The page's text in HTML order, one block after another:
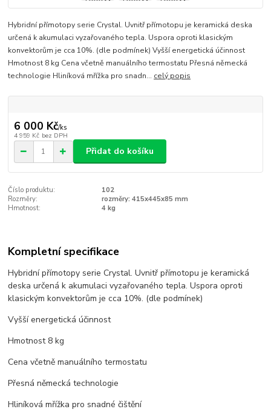
Hybridní přímotopy serie Crystal. Uvnitř přímotopu je keramická deska
určená k akumulaci vyzařovaného tepla. Uspora oproti klasickým
konvektorům je cca 10%. (dle podmínek) Vyšší energetická účinnost
Hmotnost 8 kg Cena včetně manuálního termostatu Přesná německá
technologie Hliníková mřížka pro snadn... celý popis
6 000 Kč/ks
4 959 Kč bez DPH
Přidat do košíku
Číslo produktu:
102
Rozměry:
rozměry: 415x445x85 mm
Hmotnost:
4 kg
Kompletní specifikace
Hybridní přímotopy serie Crystal. Uvnitř přímotopu je keramická
deska určená k akumulaci vyzařovaného tepla. Uspora oproti
klasickým konvektorům je cca 10%. (dle podmínek)
Vyšší energetická účinnost
Hmotnost 8 kg
Cena včetně manuálního termostatu
Přesná německá technologie
Hliníková mřížka pro snadné čištění